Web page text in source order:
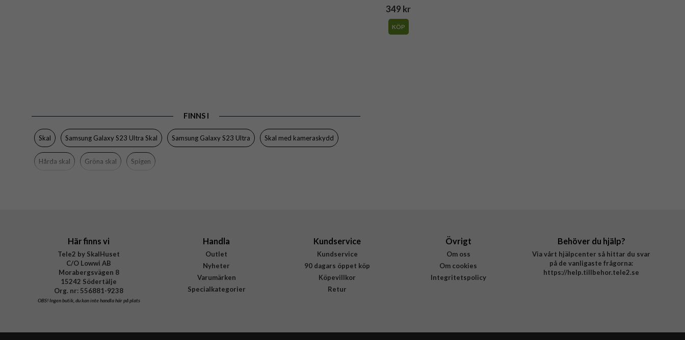
349 kr
KÖP
EAN
8809896744263
FINNS I
Skal Samsung Galaxy S23 Ultra Skal Samsung Galaxy S23 Ultra Skal med kameraskydd
Hårda skal Gröna skal Spigen
Här finns vi
Tele2 by SkalHuset
C/O Lowwi AB
Morabergsvägen 8
15242 Södertälje
Org. nr: 556881-9238
OBS!Ingen butik, du kan inte handla här på plats
Handla
Outlet
Nyheter
Varumärken
Specialkategorier
Kundservice
Kundservice
90 dagars öppet köp
Köpevillkor
Retur
Övrigt
Om oss
Om cookies
Integritetspolicy
Behöver du hjälp?
Via vårt hjälpcenter så hittar du svar
på de vanligaste frågorna:
https://help.tillbehor.tele2.se